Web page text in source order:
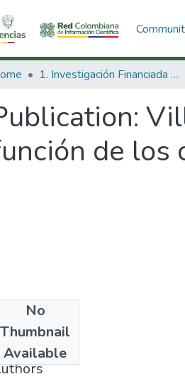
1. Investigación Financiada con Recursos Públicos
de los
No
Thumbnail
Available